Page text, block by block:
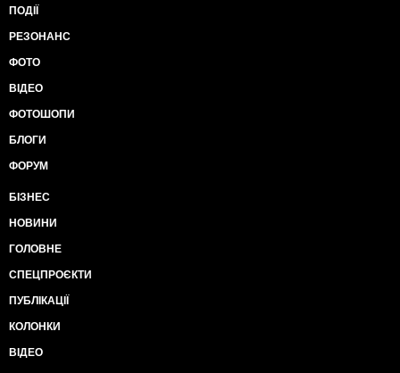
ПОДІЇ
РЕЗОНАНС
ФОТО
ВІДЕО
ФОТОШОПИ
БЛОГИ
ФОРУМ
БІЗНЕС
НОВИНИ
ГОЛОВНЕ
СПЕЦПРОЄКТИ
ПУБЛІКАЦІЇ
КОЛОНКИ
ВІДЕО